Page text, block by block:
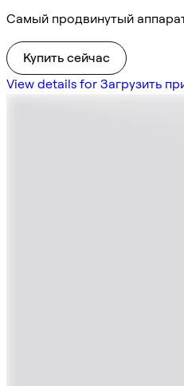
Самый продвинутый
Купить сейчас
View details for Загрузить